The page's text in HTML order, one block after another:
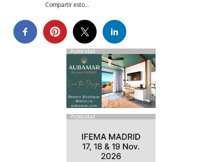
Compartir esto...
Publicidad
Publicidad